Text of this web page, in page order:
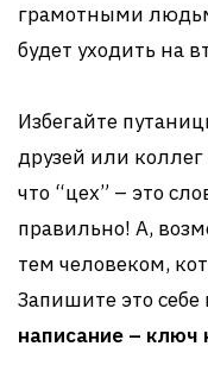
грамотными
будет уходить на
Избегайте
друзей или
что “цех” – это
правильно! А,
тем человеком,
Запишите это себе
написание –